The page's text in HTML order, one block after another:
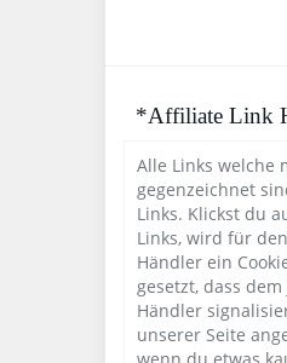
*Affiliate Link
Alle Links welche
gegenzeichnet
Links. Klickst du
Links, wird für
Händler ein
gesetzt, dass
Händler
unserer Seite
wenn du etwas